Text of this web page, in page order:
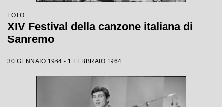
FOTO
XIV Festival della canzone italiana di
Sanremo
30 GENNAIO 1964 - 1 FEBBRAIO 1964